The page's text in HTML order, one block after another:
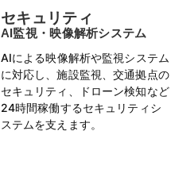
セキュリティ
AI監視・映像解析システム
AIによる映像解析や監視システム
に対応し、施設監視、交通拠点の
セキュリティ、ドローン検知など
24時間稼働するセキュリティシ
ステムを支えます。